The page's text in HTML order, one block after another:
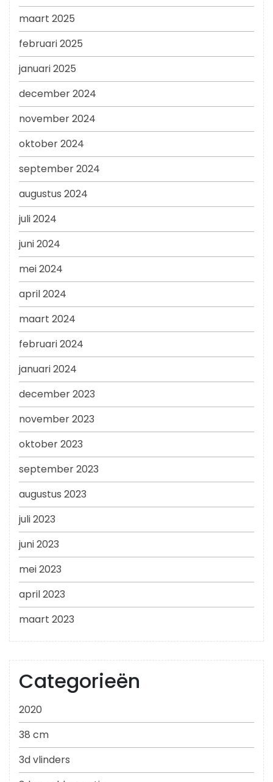
maart 2025
februari 2025
januari 2025
december 2024
november 2024
oktober 2024
september 2024
augustus 2024
juli 2024
juni 2024
mei 2024
april 2024
maart 2024
februari 2024
januari 2024
december 2023
november 2023
oktober 2023
september 2023
augustus 2023
juli 2023
juni 2023
mei 2023
april 2023
maart 2023
Categorieën
2020
38 cm
3d vlinders